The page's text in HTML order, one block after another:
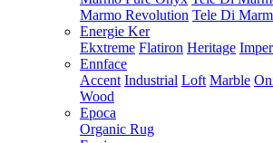
Marmo Revolution Tele Di
Energie Ker
Ekxtreme Flatiron Heritage
Ennface
Accent Industrial Loft Marble
Wood
Epoca
Organic Rug